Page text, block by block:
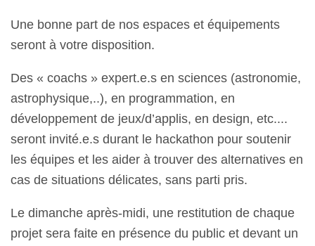
Une bonne part de nos espaces et équipements
seront à votre disposition.
Des « coachs » expert.e.s en sciences (astronomie,
astrophysique,..), en programmation, en
développement de jeux/d’applis, en design, etc....
seront invité.e.s durant le hackathon pour soutenir
les équipes et les aider à trouver des alternatives en
cas de situations délicates, sans parti pris.
Le dimanche après-midi, une restitution de chaque
projet sera faite en présence du public et devant un